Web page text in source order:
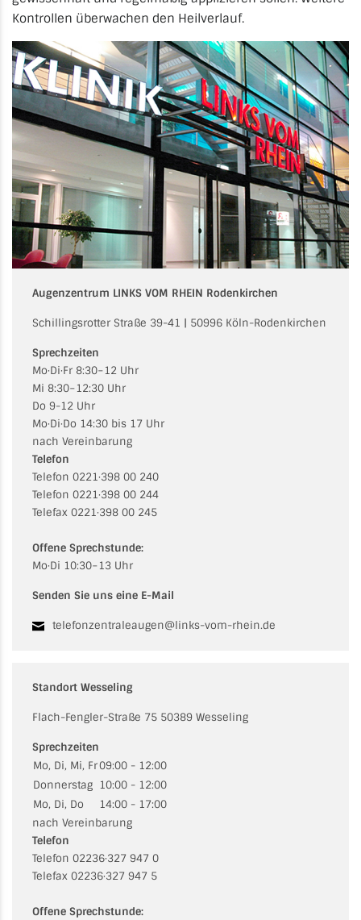
Kontrollen überwachen den Heilverlauf.
Augenzentrum LINKS VOM RHEIN Rodenkirchen
Schillingsrotter Straße 39-41 | 50996 Köln-Rodenkirchen
Sprechzeiten
Mo·Di·Fr 8:30−12 Uhr
Mi 8:30−12:30 Uhr
Do 9-12 Uhr
Mo·Di·Do 14:30 bis 17 Uhr
nach Vereinbarung
Telefon
Telefon 0221·398 00 240
Telefon 0221·398 00 244
Telefax 0221·398 00 245
Offene Sprechstunde:
Mo·Di 10:30−13 Uhr
Senden Sie uns eine E-Mail
telefonzentraleaugen@links-vom-rhein.de
Standort Wesseling
Flach-Fengler-Straße 75 50389 Wesseling
Sprechzeiten
Mo, Di, Mi, Fr09:00 - 12:00
Donnerstag 10:00 - 12:00
Mo, Di, Do
14:00 - 17:00
nach Vereinbarung
Telefon
Telefon 02236·327 947 0
Telefax 02236·327 947 5
Offene Sprechstunde: